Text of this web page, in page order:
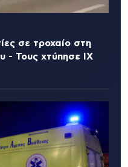
σε τροχαίο στη
- Τους χτύπησε ΙΧ